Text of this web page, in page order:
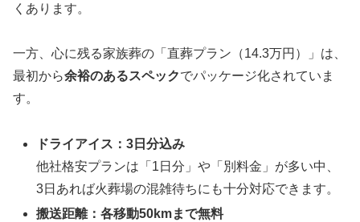
くあります。
一方、心に残る家族葬の「直葬プラン（14.3万円）」は、
最初から余裕のあるスペックでパッケージ化されていま
す。
ドライアイス：3日分込み
他社格安プランは「1日分」や「別料金」が多い中、
3日あれば火葬場の混雑待ちにも十分対応できます。
搬送距離：各移動50kmまで無料